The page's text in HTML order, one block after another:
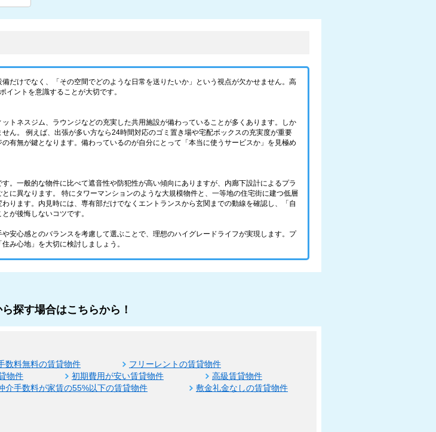
だけでなく、「その空間でどのような日常を送りたいか」という視点が欠かせません。高
イントを意識することが大切です。
トネスジム、ラウンジなどの充実した共用施設が備わっていることが多くあります。しか
ん。 例えば、出張が多い方なら24時間対応のゴミ置き場や宅配ボックスの充実度が重要
有無が鍵となります。備わっているのが自分にとって「本当に使うサービスか」を見極め
。一般的な物件に比べて遮音性や防犯性が高い傾向にありますが、内廊下設計によるプラ
に異なります。 特にタワーマンションのような大規模物件と、一等地の住宅街に建つ低層
ります。内見時には、専有部だけでなくエントランスから玄関までの動線を確認し、「自
が後悔しないコツです。
安心感とのバランスを考慮して選ぶことで、理想のハイグレードライフが実現します。プ
み心地」を大切に検討しましょう。
探す場合はこちらから！
数料無料の賃貸物件
フリーレントの賃貸物件
物件 初期費用が安い賃貸物件
高級賃貸物件
介手数料が家賃の55%以下の賃貸物件 敷金礼金なしの賃貸物件